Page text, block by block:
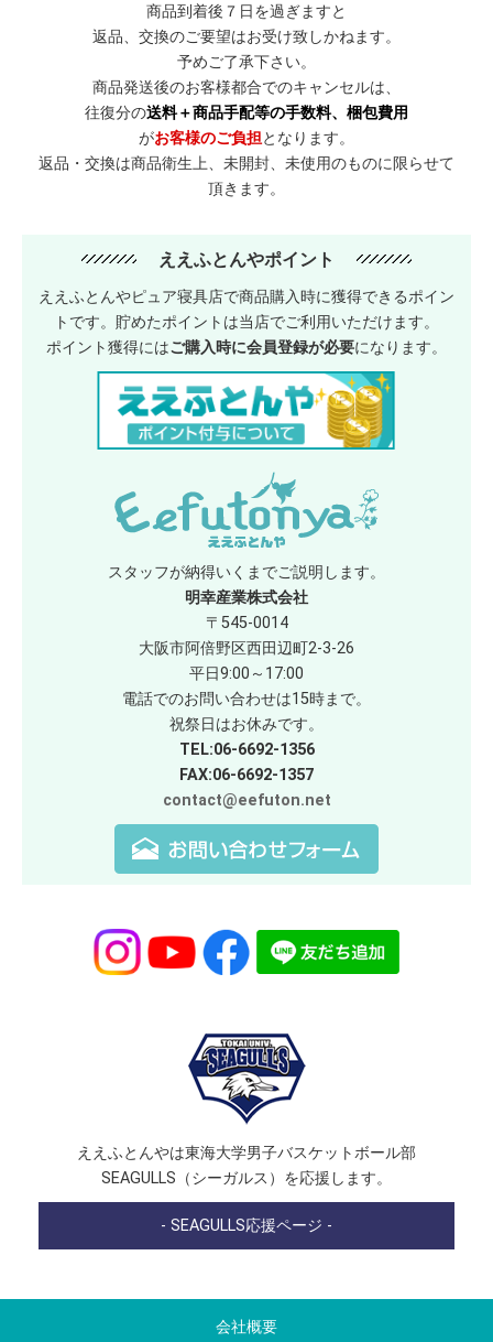
商品到着後７日を過ぎますと
返品、交換のご要望はお受け致しかねます。
予めご了承下さい。
商品発送後のお客様都合でのキャンセルは、
往復分の送料＋商品手配等の手数料、梱包費用
がお客様のご負担となります。
返品・交換は商品衛生上、未開封、未使用のものに限らせて
頂きます。
ええふとんやポイント
ええふとんやピュア寝具店で商品購入時に獲得できるポイン
トです。貯めたポイントは当店でご利用いただけます。
ポイント獲得にはご購入時に会員登録が必要になります。
スタッフが納得いくまでご説明します。
明幸産業株式会社
〒545-0014
大阪市阿倍野区西田辺町2-3-26
平日9:00～17:00
電話でのお問い合わせは15時まで。
祝祭日はお休みです。
TEL:06-6692-1356
FAX:06-6692-1357
contact@eefuton.net
ええふとんやは東海大学男子バスケットボール部
SEAGULLS（シーガルス）を応援します。
- SEAGULLS応援ページ -
会社概要